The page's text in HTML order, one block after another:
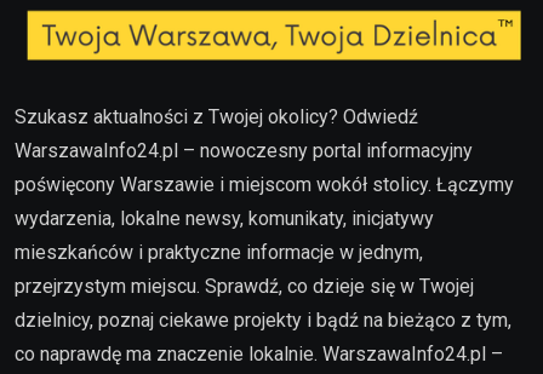
Szukasz aktualności z Twojej okolicy? Odwiedź
WarszawaInfo24.pl – nowoczesny portal informacyjny
poświęcony Warszawie i miejscom wokół stolicy. Łączymy
wydarzenia, lokalne newsy, komunikaty, inicjatywy
mieszkańców i praktyczne informacje w jednym,
przejrzystym miejscu. Sprawdź, co dzieje się w Twojej
dzielnicy, poznaj ciekawe projekty i bądź na bieżąco z tym,
co naprawdę ma znaczenie lokalnie. WarszawaInfo24.pl –